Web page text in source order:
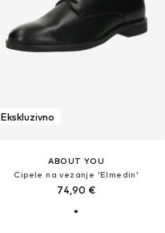
Ekskluzivno
ABOUT YOU
Cipele na vezanje 'Elmedin'
74,90 €